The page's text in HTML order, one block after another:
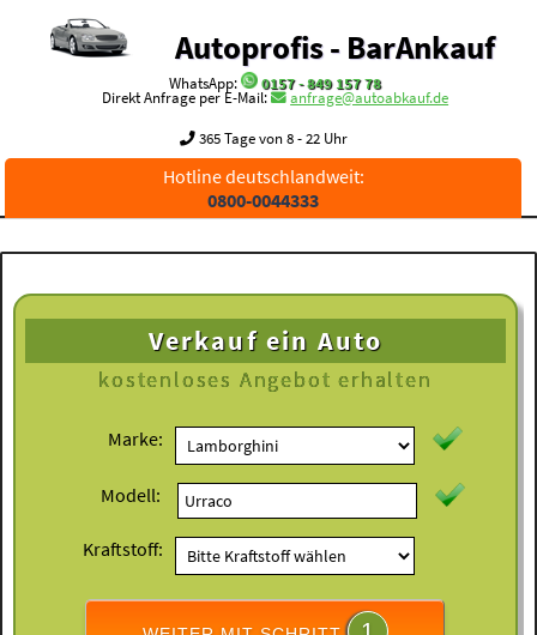
Autoprofis - BarAnkauf
WhatsApp:
0157 - 849 157 78
Direkt Anfrage per E-Mail:
anfrage@autoabkauf.de
365 Tage von 8 - 22 Uhr
Hotline deutschlandweit:
0800-0044333
Verkauf ein Auto
kostenloses Angebot erhalten
Marke:
Modell:
Kraftstoff: